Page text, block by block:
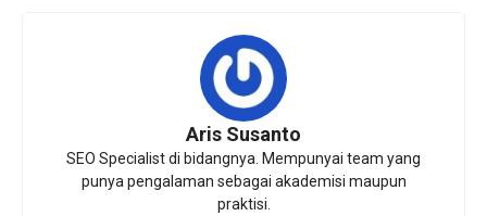
Aris Susanto
SEO Specialist di bidangnya. Mempunyai team yang
punya pengalaman sebagai akademisi maupun
praktisi.